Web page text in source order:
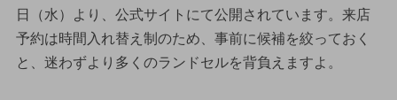
日（水）より、公式サイトにて公開されています。来店
予約は時間入れ替え制のため、事前に候補を絞っておく
と、迷わずより多くのランドセルを背負えますよ。